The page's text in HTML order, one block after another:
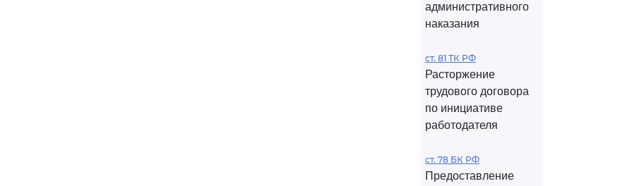
административного
наказания
ст. 81 ТК РФ
Расторжение
трудового договора
по инициативе
работодателя
ст. 78 БК РФ
Предоставление